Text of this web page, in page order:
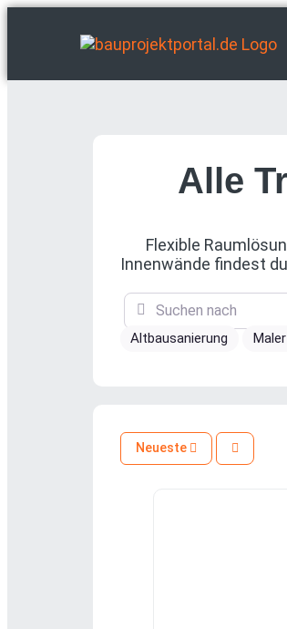
Alle
Flexible
Innenwände findest
Suchen nach
Altbausanierung
Neueste